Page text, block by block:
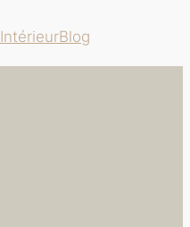
IntérieurBlog